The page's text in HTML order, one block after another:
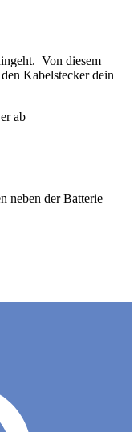
Von diesem
Kabelstecker dein
ab
neben der Batterie